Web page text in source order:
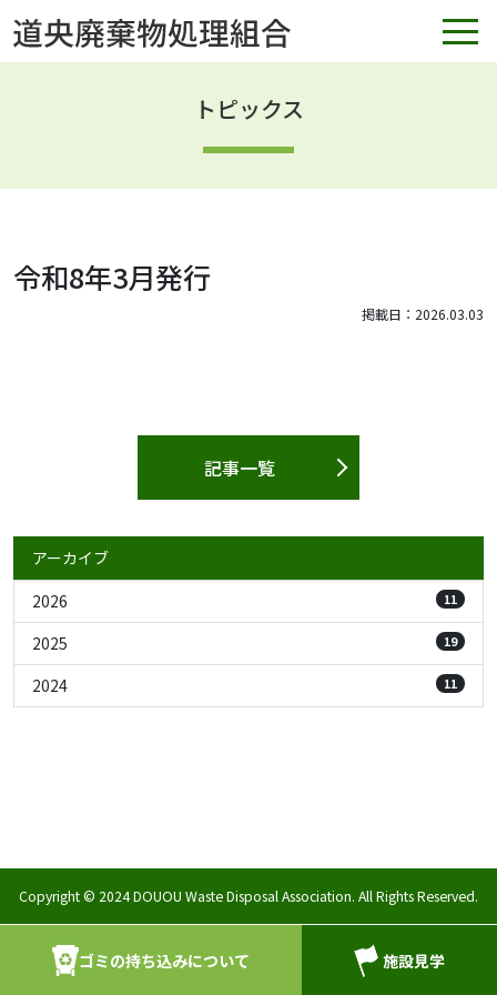
トピックス
令和8年3月発行
掲載日：2026.03.03
記事一覧
アーカイブ
2026
11
2025 19
2024 11
Copyright © 2024 DOUOU Waste Disposal Association. All Rights Reserved.
ゴミの持ち込みについて 施設見学